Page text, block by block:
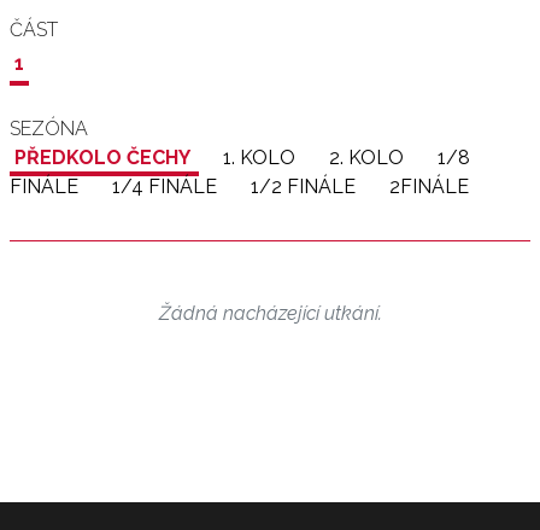
ČÁST
1
SEZÓNA
PŘEDKOLO ČECHY
1. KOLO 2. KOLO
1/8
FINÁLE
1/4 FINÁLE 1/2 FINÁLE 2FINÁLE
Žádná nacházející utkání.